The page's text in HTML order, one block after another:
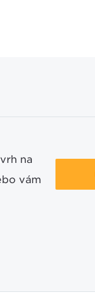
na
vám